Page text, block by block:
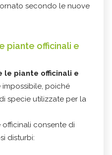
secondo le nuove
piante officinali e
piante officinali e
poiché
specie utilizzate per la
consente di
disturbi: